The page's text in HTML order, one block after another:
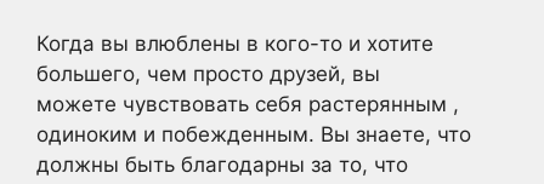
Когда вы влюблены в кого-то и хотите
большего, чем просто друзей, вы
можете чувствовать себя растерянным ,
одиноким и побежденным. Вы знаете, что
должны быть благодарны за то, что